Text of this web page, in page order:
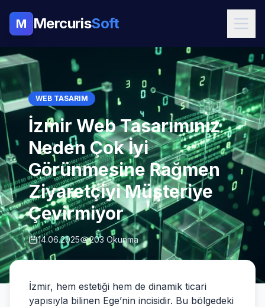
M MercurisSoft
WEB TASARIM
İzmir Web Tasarımınız
Neden Çok İyi
Görünmesine Rağmen
Ziyaretçiyi Müşteriye
Çevirmiyor
14.06.2025 203 Okunma
İzmir, hem estetiği hem de dinamik ticari
yapısıyla bilinen Ege’nin incisidir. Bu bölgedeki